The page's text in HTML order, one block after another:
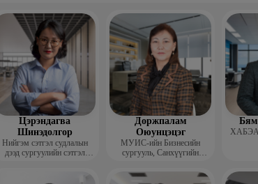
Цэрэндагва
Шинэдолгор
Нийгэм сэтгэл судлалын
дээд сургуулийн сэтгэл
Доржпалам
Оюунцэцэг
МУИС-ийн Бизнесийн
сургууль, Санхүүгийн
ХАБЭА-